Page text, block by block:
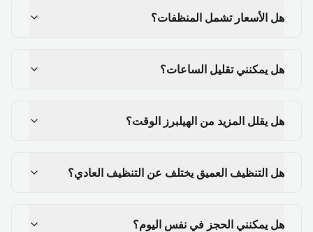
هل الأسعار تشمل المنظفات؟
هل يمكنني تقليل الساعات؟
هل يقلل المزيد من الهيلبرز الوقت؟
هل التنظيف العميق يختلف عن التنظيف العادي؟
هل يمكنني الحجز في نفس اليوم؟